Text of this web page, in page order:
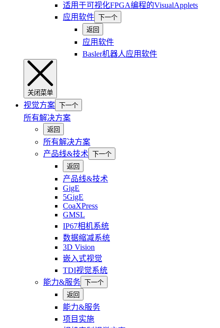
适用于可视化FPGA编程的VisualApplets
应用软件
下一个
返回
应用软件
Basler机器人应用软件
关闭菜单
视觉方案 下一个
所有解决方案
返回
所有解决方案
产品线&技术
下一个
返回
产品线&技术
GigE
5GigE
CoaXPress
GMSL
IP67相机系统
数据缩减系统
3D Vision
嵌入式视觉
TDI视觉系统
能力&服务
下一个
返回
能力&服务
项目实施